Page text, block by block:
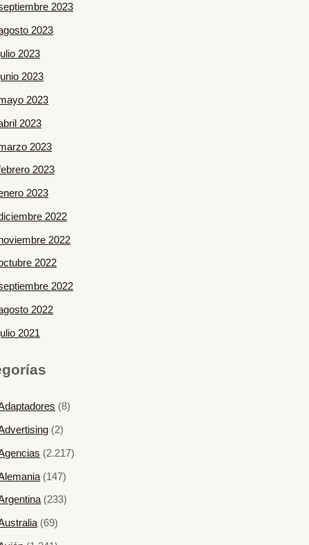
2023
2023
2023
2023
2023
2023
2023
2023
2023
2022
2022
2022
2022
2022
2021
(8)
(2)
(2.217)
(147)
(233)
(69)